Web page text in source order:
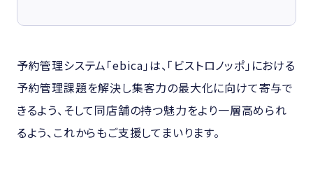
予約管理システム「ebica」は、「ビストロノッポ」における
予約管理課題を解決し集客力の最大化に向けて寄与で
きるよう、そして同店舗の持つ魅力をより一層高められ
るよう、これからもご支援してまいります。